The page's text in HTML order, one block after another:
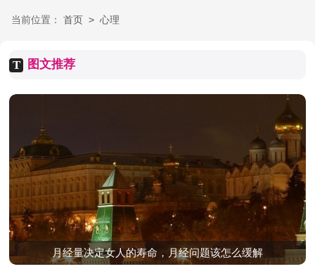
当前位置： 首页 > 心理
T 图文推荐
月经量决定女人的寿命，月经问题该怎么缓解